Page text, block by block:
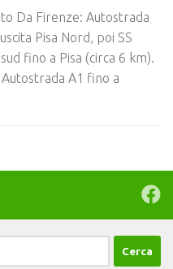
Da Firenze: Autostrada
Pisa Nord, poi SS
fino a Pisa (circa 6 km).
A1 fino a